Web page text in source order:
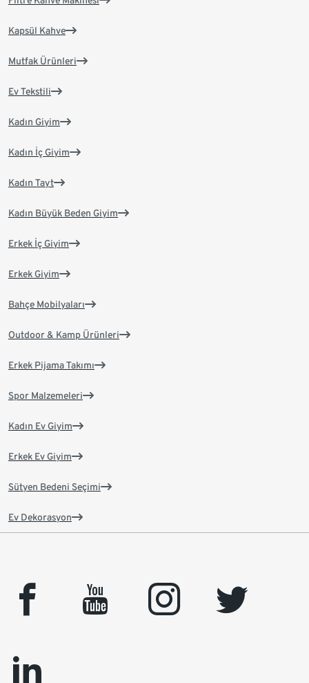
Kapsül Kahve
Mutfak Ürünleri
Ev Tekstili
Kadın Giyim
Kadın İç Giyim
Kadın Tayt
Kadın Büyük Beden Giyim
Erkek İç Giyim
Erkek Giyim
Bahçe Mobilyaları
Outdoor & Kamp Ürünleri
Erkek Pijama Takımı
Spor Malzemeleri
Kadın Ev Giyim
Erkek Ev Giyim
Sütyen Bedeni Seçimi
Ev Dekorasyon
facebook youtube instagram
twitter
linkedin